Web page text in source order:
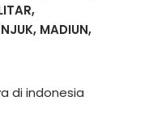
MADIUN,
di indonesia